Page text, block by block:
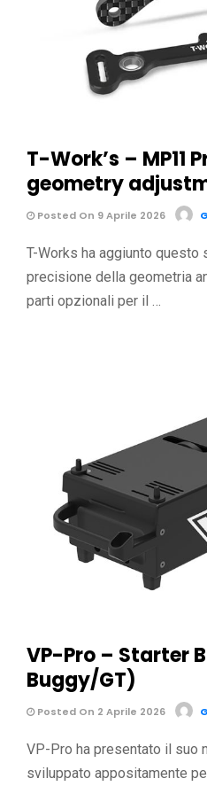
T-Work’s – MP11
geometry
Posted On 9 Aprile 2026
T-Works ha aggiunto
precisione della geometria
parti opzionali per il …
VP-Pro – Starter
Buggy/GT)
Posted On 2 Aprile 2026
VP-Pro ha presentato il suo
sviluppato appositamente